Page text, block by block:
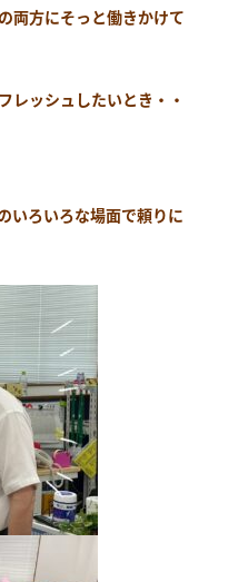
両方にそっと働きかけて
レッシュしたいとき・・
いろいろな場面で頼りに